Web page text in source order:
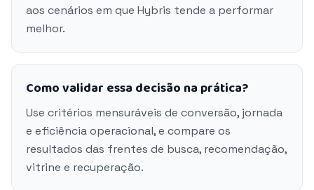
aos cenários em que Hybris tende a performar
melhor.
Como validar essa decisão na prática?
Use critérios mensuráveis de conversão, jornada
e eficiência operacional, e compare os
resultados das frentes de busca, recomendação,
vitrine e recuperação.